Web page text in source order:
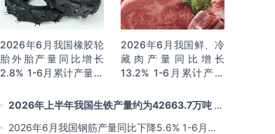
2026年6月我国橡胶轮
胎外胎产量同比增长
2.8% 1-6月累计产量同
2026年6月我国鲜、冷
藏肉产量同比增长
13.2% 1-6月累计产量
2026年上半年我国生铁产量约为42663.7万吨 同
比下降2.8% 其中河北产量占比22.7%排名第一
2026年6月我国钢筋产量同比下降5.6% 1-6月累